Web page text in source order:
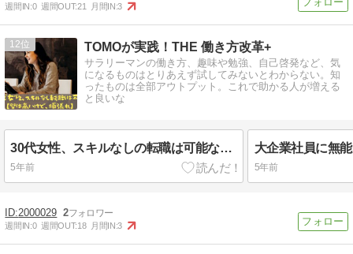
週間IN:0 週間OUT:21 月間IN:3
12 TOMOが実践！THE 働き方改革+
サラリーマンの働き方、趣味や勉強、自己啓発など、気
になるものはとりあえず試してみないとわからない。知
ったものは全部アウトプット。これで助かる人が増える
と良いな
30代女性、スキルなしの転職は可能なのか【壁は高いけど、頑張れ】
5年前 5年前
2000029 2
週間IN:0 週間OUT:18 月間IN:3